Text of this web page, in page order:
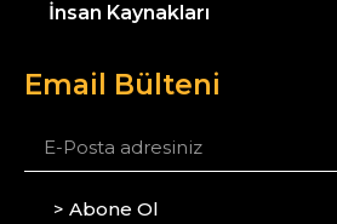
İnsan Kaynakları
Email Bülteni
> Abone Ol